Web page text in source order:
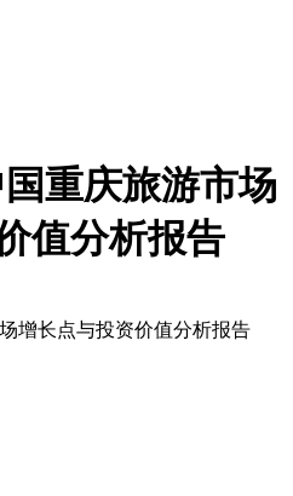
国重庆旅游市场
值分析报告
增长点与投资价值分析报告